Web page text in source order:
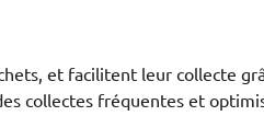
et facilitent leur collecte
collectes fréquentes et